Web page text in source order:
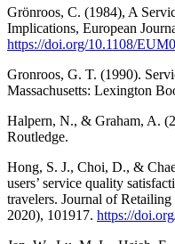
Grönroos, C. (1984), A
Implications, European
https://doi.org/10.1108/
Gronroos, G. T. (1990).
Massachusetts: Lexington
Halpern, N., & Graham, A.
Routledge.
Hong, S. J., Choi, D., &
users’ service quality
travelers. Journal of
2020), 101917. https://